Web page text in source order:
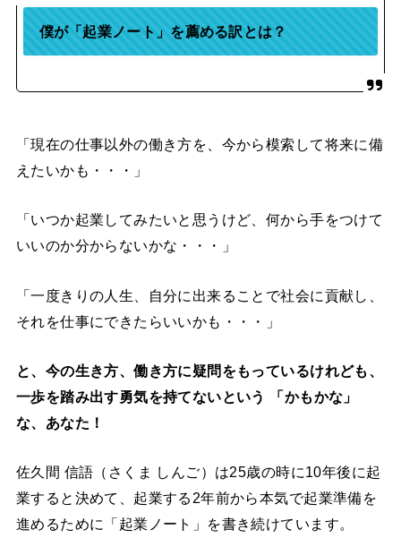
僕が「起業ノート」を薦める訳とは？
「現在の仕事以外の働き方を、今から模索して将来に備
えたいかも・・・」
「いつか起業してみたいと思うけど、何から手をつけて
いいのか分からないかな・・・」
「一度きりの人生、自分に出来ることで社会に貢献し、
それを仕事にできたらいいかも・・・」
と、今の生き方、働き方に疑問をもっているけれども、
一歩を踏み出す勇気を持てないという 「かもかな」
な、あなた！
佐久間 信語（さくま しんご）は25歳の時に10年後に起
業すると決めて、起業する2年前から本気で起業準備を
進めるために「起業ノート」を書き続けています。